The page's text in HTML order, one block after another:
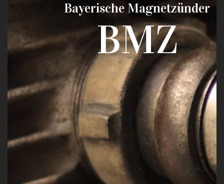
Bayerische Magnetzünder
BMZ